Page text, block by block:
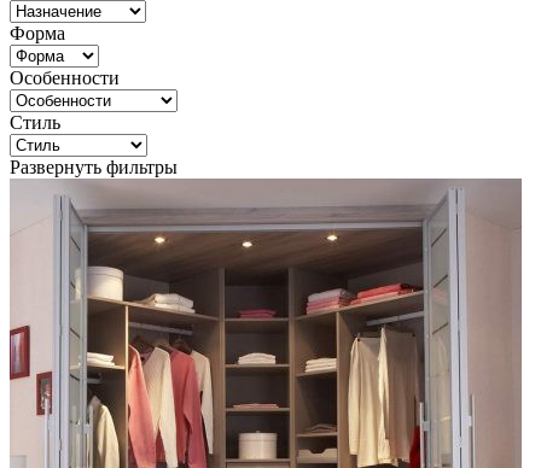
Форма
Особенности
Стиль
Развернуть фильтры